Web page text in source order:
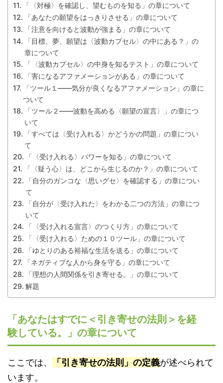
「〈対極〉を確認し、望むものを知る」の章について
「あなたの願望をはっきりさせる」の章について
「注意を向けると波動が強まる」の章について
「目標、夢、願望は〈波動カプセル〉の中にある？」の
章について
「〈波動カプセル〉の中身を知るテスト」の章について
「害になるアファメーションがある」の章について
「ツール１――気分が良くなるアファメーション」の章に
ついて
「ツール２――波動を高める〈願望の宣言〉」の章につ
いて
「すべては〈受け入れる〉かどうかの問題」の章につい
て
「〈受け入れる〉パワーを知る」の章について
「〈疑う心〉は、どこから生じるのか？」の章について
「自分のガンコな〈思いグセ〉を確認する」の章につい
て
「自分が〈受け入れた〉をわかる二つの方法」の章につ
いて
「〈受け入れる宣言〉のつくり方」の章について
「〈受け入れる〉ための１０ツール」の章について
「ゆとりのある裕福な生活を送る」の章について
「ネガティブな人から身を守る」の章について
「理想の人間関係を引き寄せる。」の章について
解題
「あなたはすでに＜引き寄せの法則＞を経
験している。」の章について
ここでは、 「引き寄せの法則」の定義が述べられて
います。